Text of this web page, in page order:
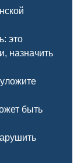
это
назначить
быть